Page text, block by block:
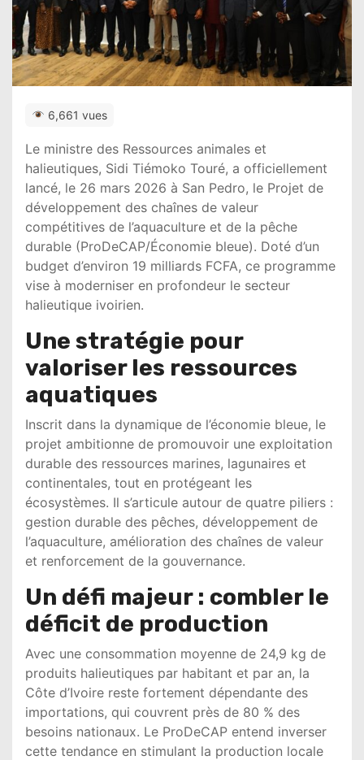
6,661 vues
Le ministre des Ressources animales et
halieutiques, Sidi Tiémoko Touré, a officiellement
lancé, le 26 mars 2026 à San Pedro, le Projet de
développement des chaînes de valeur
compétitives de l’aquaculture et de la pêche
durable (ProDeCAP/Économie bleue). Doté d’un
budget d’environ 19 milliards FCFA, ce programme
vise à moderniser en profondeur le secteur
halieutique ivoirien.
Une stratégie pour
valoriser les ressources
aquatiques
Inscrit dans la dynamique de l’économie bleue, le
projet ambitionne de promouvoir une exploitation
durable des ressources marines, lagunaires et
continentales, tout en protégeant les
écosystèmes. Il s’articule autour de quatre piliers :
gestion durable des pêches, développement de
l’aquaculture, amélioration des chaînes de valeur
et renforcement de la gouvernance.
Un défi majeur : combler le
déficit de production
Avec une consommation moyenne de 24,9 kg de
produits halieutiques par habitant et par an, la
Côte d’Ivoire reste fortement dépendante des
importations, qui couvrent près de 80 % des
besoins nationaux. Le ProDeCAP entend inverser
cette tendance en stimulant la production locale